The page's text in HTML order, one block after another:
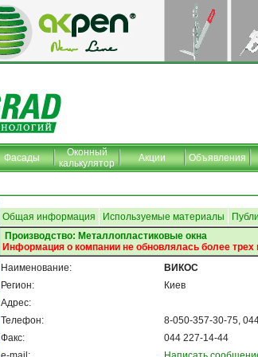
Фасады
Оконный
калькулятор
Акции Объявления
Общая информация Используемые материалы
Производство: Металлопластиковые окна
Информация о компании не обновлялась более трех
Наименование:
Регион:
Адрес:
Телефон:
Факс:
ВИКОС
Киев
8-050-357-30-75,
044 227-14-44